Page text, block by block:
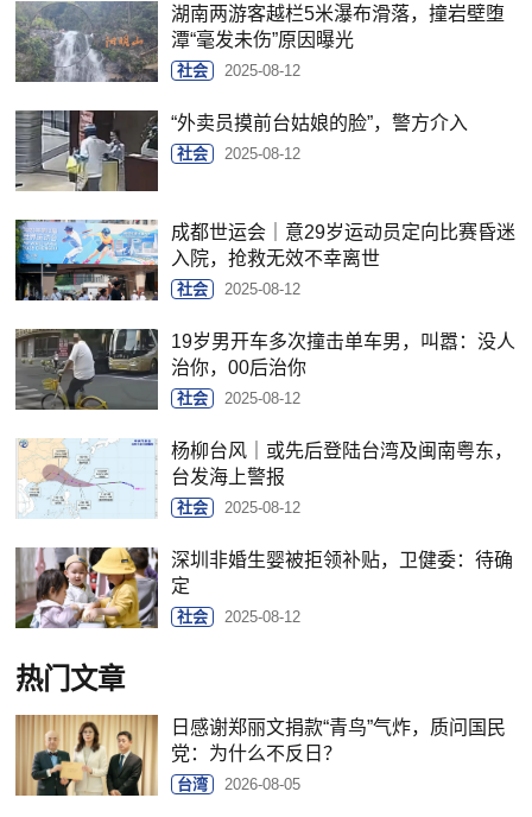
湖南两游客越栏5米瀑布滑落，撞岩壁堕
潭“毫发未伤”原因曝光
社会 2025-08-12
“外卖员摸前台姑娘的脸”，警方介入
社会 2025-08-12
成都世运会｜意29岁运动员定向比赛昏迷
入院，抢救无效不幸离世
社会 2025-08-12
19岁男开车多次撞击单车男，叫嚣：没人
治你，00后治你
社会 2025-08-12
杨柳台风｜或先后登陆台湾及闽南粤东，
台发海上警报
社会 2025-08-12
深圳非婚生婴被拒领补贴，卫健委：待确
定
社会 2025-08-12
热门文章
日感谢郑丽文捐款“青鸟”气炸，质问国民
党：为什么不反日？
台湾 2026-08-05